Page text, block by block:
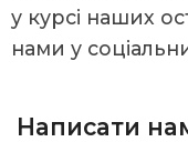
у курсі наших
нами у
Написати